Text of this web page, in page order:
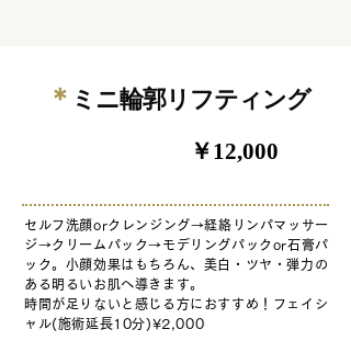
＊ ミニ輪郭リフティング
￥12,000
セルフ洗顔orクレンジング→経絡リンパマッサー
ジ→クリームパック→モデリングパックor石膏パ
ック。小顔効果はもちろん、美白・ツヤ・弾力の
ある明るいお肌へ導きます。
時間が足りないと感じる方に おすすめ ！フェイシ
ャル(施術延長10分)¥2,000